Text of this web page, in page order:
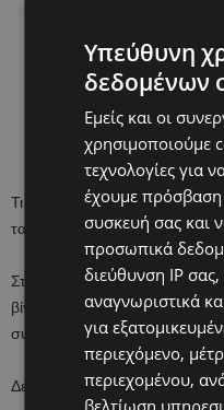
Τι συμβαίνει όμως στην
τα διζυγωτικά δίδυμα;
Στο βίντεο που ακολουθεί,
βίντεο infographic στο οποίο
συμβαίνει μέσα στη μήτρα.
Δείτε το και εσείς. Είναι
Υπεύθυνη
δεδομένων
Εμείς και οι
χρησιμοποιούμε
τεχνολογίες για
έχουμε
συσκευή σας και
προσωπικά
διεύθυνση IP
αναγνωριστικά
για
περιεχόμενο,
περιεχομένου,
βελτίωση